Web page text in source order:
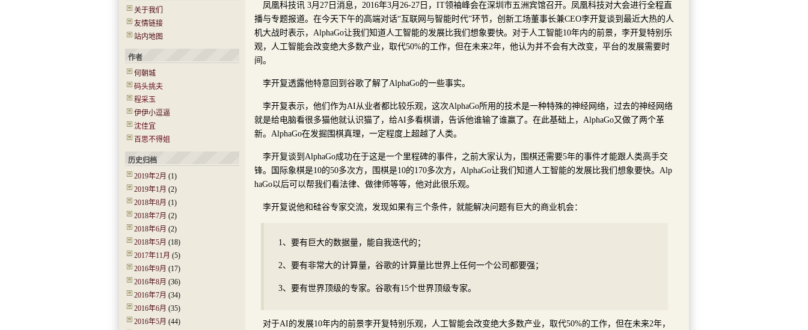
凤凰科技讯 3月27日消息，2016年3月26-27日，IT领袖峰会在深圳市五洲宾馆召开。凤凰科技对大会进行全程直
播与专题报道。在今天下午的高端对话“互联网与智能时代”环节，创新工场董事长兼CEO李开复谈到最近大热的人
机大战时表示，AlphaGo让我们知道人工智能的发展比我们想象要快。对于人工智能10年内的前景，李开复特别乐
观，人工智能会改变绝大多数产业，取代50%的工作，但在未来2年，他认为并不会有大改变，平台的发展需要时
间。
李开复透露他特意回到谷歌了解了AlphaGo的一些事实。
李开复表示，他们作为AI从业者都比较乐观，这次AlphaGo所用的技术是一种特殊的神经网络，过去的神经网络
就是给电脑看很多猫他就认识猫了，给AI多看棋谱，告诉他谁输了谁赢了。在此基础上，AlphaGo又做了两个革
新。AlphaGo在发掘围棋真理，一定程度上超越了人类。
李开复谈到AlphaGo成功在于这是一个里程碑的事件，之前大家认为，围棋还需要5年的事件才能跟人类高手交
锋。国际象棋是10的50多次方，围棋是10的170多次方，AlphaGo让我们知道人工智能的发展比我们想象要快。Alp
haGo以后可以帮我们看法律、做律师等等，他对此很乐观。
李开复说他和硅谷专家交流，发现如果有三个条件，就能解决问题有巨大的商业机会：
1、要有巨大的数据量，能自我迭代的；
2、要有非常大的计算量，谷歌的计算量比世界上任何一个公司都要强；
3、要有世界顶级的专家。谷歌有15个世界顶级专家。
对于AI的发展10年内的前景李开复特别乐观，人工智能会改变绝大多数产业，取代50%的工作，但在未来2年，
关于我们
友情链接
站内地图
作者
何朝城
码头挑夫
程采玉
伊伊小逗逼
沈佳宜
百思不得姐
历史归档
2019年2月 (1)
2019年1月 (2)
2018年8月 (1)
2018年7月 (2)
2018年6月 (2)
2018年5月 (18)
2017年11月 (5)
2016年9月 (17)
2016年8月 (36)
2016年7月 (34)
2016年6月 (35)
2016年5月 (44)